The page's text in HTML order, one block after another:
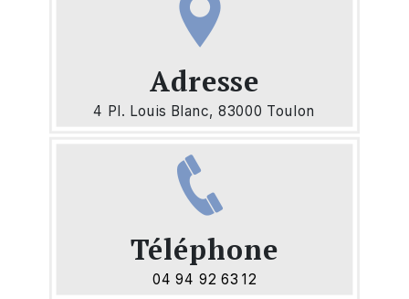
Adresse
4 Pl. Louis Blanc, 83000 Toulon
Téléphone
04 94 92 63 12